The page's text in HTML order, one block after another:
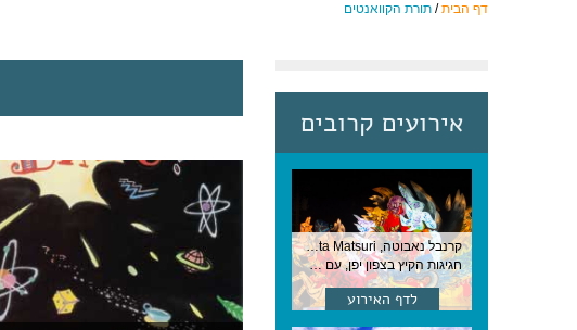
דף הבית/ תורת הקוואנטים
אירועים קרובים
קרנבל נאבוטה, Nebuta Matsuri ,יפן
חגיגות הקיץ בצפון יפן, עם תהלוכות ענק, ריקודים וזיקוקים. 6-2 באוגוסט, יפן
לדף האירוע